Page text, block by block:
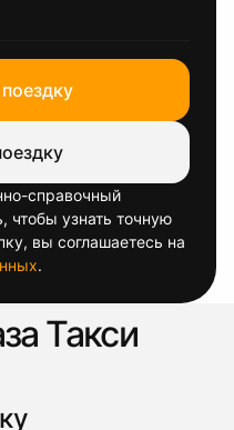
справочный
чтобы узнать точную
вы соглашаетесь на
.
Такси